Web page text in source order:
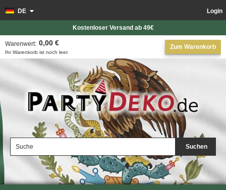
Suchen
Login
DE
Zum Warenkorb
Ihr Warenkorb ist noch leer.
Warenwert: 0,00 €
Kostenloser Versand ab 49€